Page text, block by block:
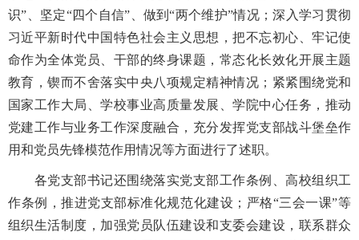
识”、坚定“四个自信”、做到“两个维护”情况；深入学习贯彻
习近平新时代中国特色社会主义思想，把不忘初心、牢记使
命作为全体党员、干部的终身课题，常态化长效化开展主题
教育，锲而不舍落实中央八项规定精神情况；紧紧围绕党和
国家工作大局、学校事业高质量发展、学院中心任务，推动
党建工作与业务工作深度融合，充分发挥党支部战斗堡垒作
用和党员先锋模范作用情况等方面进行了述职。
各党支部书记还围绕落实党支部工作条例、高校组织工
作条例，推进党支部标准化规范化建设；严格“三会一课”等
组织生活制度，加强党员队伍建设和支委会建设，联系群众